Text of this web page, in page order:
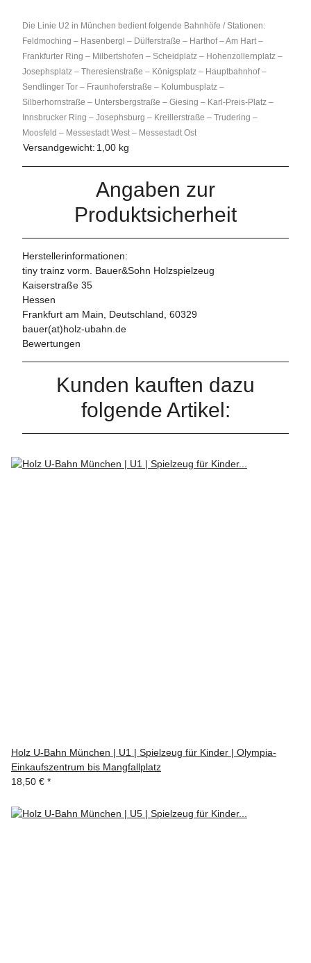
Die Linie U2 in München bedient folgende Bahnhöfe / Stationen:
Feldmoching – Hasenbergl – Dülferstraße – Harthof – Am Hart –
Frankfurter Ring – Milbertshofen – Scheidplatz – Hohenzollernplatz –
Josephsplatz – Theresienstraße – Königsplatz – Hauptbahnhof –
Sendlinger Tor – Fraunhoferstraße – Kolumbusplatz –
Silberhornstraße – Untersbergstraße – Giesing – Karl-Preis-Platz –
Innsbrucker Ring – Josephsburg – Kreillerstraße – Trudering –
Moosfeld – Messestadt West – Messestadt Ost
Versandgewicht: 1,00 kg
Angaben zur
Produktsicherheit
Herstellerinformationen:
tiny trainz vorm. Bauer&Sohn Holzspielzeug
Kaiserstraße 35
Hessen
Frankfurt am Main, Deutschland, 60329
bauer(at)holz-ubahn.de
Bewertungen
Kunden kauften dazu
folgende Artikel:
Holz U-Bahn München | U1 | Spielzeug für Kinder | Olympia-
Einkaufszentrum bis Mangfallplatz
18,50 € *